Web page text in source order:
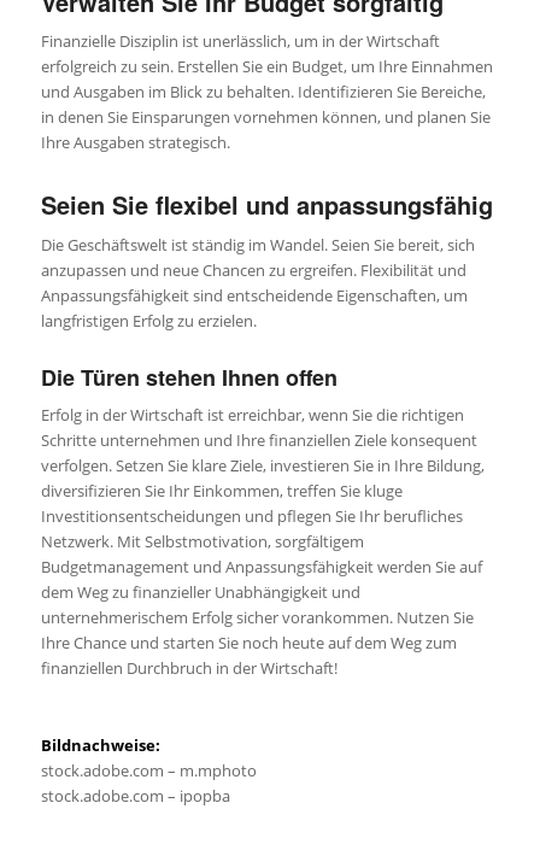
Finanzielle Disziplin ist unerlässlich, um in der Wirtschaft
erfolgreich zu sein. Erstellen Sie ein Budget, um Ihre Einnahmen
und Ausgaben im Blick zu behalten. Identifizieren Sie Bereiche,
in denen Sie Einsparungen vornehmen können, und planen Sie
Ihre Ausgaben strategisch.
Seien Sie flexibel und anpassungsfähig
Die Geschäftswelt ist ständig im Wandel. Seien Sie bereit, sich
anzupassen und neue Chancen zu ergreifen. Flexibilität und
Anpassungsfähigkeit sind entscheidende Eigenschaften, um
langfristigen Erfolg zu erzielen.
Die Türen stehen Ihnen offen
Erfolg in der Wirtschaft ist erreichbar, wenn Sie die richtigen
Schritte unternehmen und Ihre finanziellen Ziele konsequent
verfolgen. Setzen Sie klare Ziele, investieren Sie in Ihre Bildung,
diversifizieren Sie Ihr Einkommen, treffen Sie kluge
Investitionsentscheidungen und pflegen Sie Ihr berufliches
Netzwerk. Mit Selbstmotivation, sorgfältigem
Budgetmanagement und Anpassungsfähigkeit werden Sie auf
dem Weg zu finanzieller Unabhängigkeit und
unternehmerischem Erfolg sicher vorankommen. Nutzen Sie
Ihre Chance und starten Sie noch heute auf dem Weg zum
finanziellen Durchbruch in der Wirtschaft!
Bildnachweise:
stock.adobe.com – m.mphoto
stock.adobe.com – ipopba